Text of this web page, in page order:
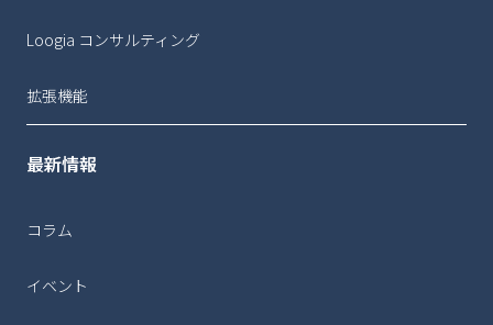
Loogia コンサルティング
拡張機能
最新情報
コラム
イベント